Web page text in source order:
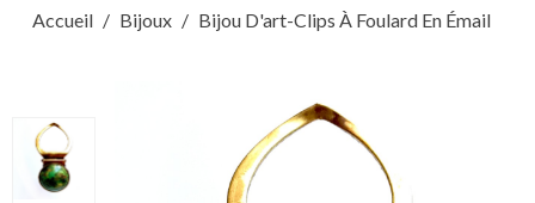
Accueil Bijoux Bijou D'art-Clips À Foulard En Émail